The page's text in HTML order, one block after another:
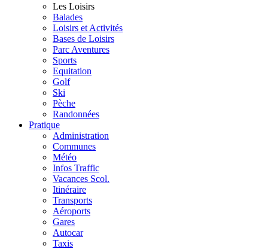
Les Loisirs
Balades
Loisirs et Activités
Bases de Loisirs
Parc Aventures
Sports
Equitation
Golf
Ski
Pèche
Randonnées
Pratique
Administration
Communes
Météo
Infos Traffic
Vacances Scol.
Itinéraire
Transports
Aéroports
Gares
Autocar
Taxis